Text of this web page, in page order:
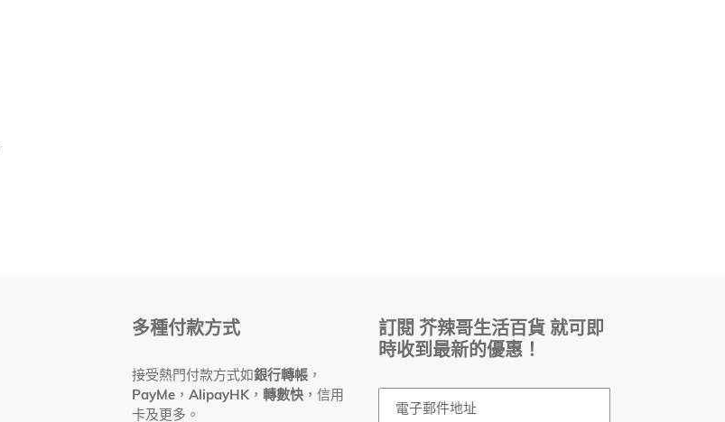
多種付款方式
接受熱門付款方式如銀行轉帳 ，
PayMe ， AlipayHK ， 轉數快 ，信用
卡及更多。
訂閱 芥辣哥生活百貨 就可即
時收到最新的優惠！